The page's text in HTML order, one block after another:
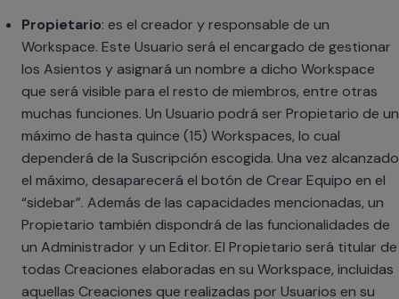
Propietario: es el creador y responsable de un
Workspace. Este Usuario será el encargado de gestionar
los Asientos y asignará un nombre a dicho Workspace
que será visible para el resto de miembros, entre otras
muchas funciones. Un Usuario podrá ser Propietario de un
máximo de hasta quince (15) Workspaces, lo cual
dependerá de la Suscripción escogida. Una vez alcanzado
el máximo, desaparecerá el botón de Crear Equipo en el
“sidebar”. Además de las capacidades mencionadas, un
Propietario también dispondrá de las funcionalidades de
un Administrador y un Editor. El Propietario será titular de
todas Creaciones elaboradas en su Workspace, incluidas
aquellas Creaciones que realizadas por Usuarios en su